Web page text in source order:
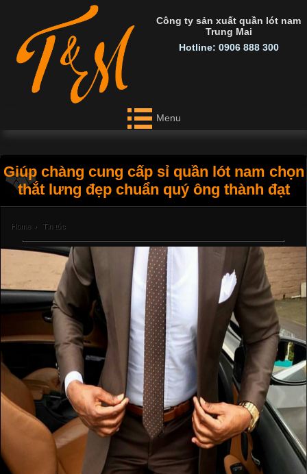
Công ty sản xuất quần lót nam
Trung Mai
Hotline: 0906 888 300
Menu
Giúp chàng cung cấp sỉ quần lót nam chọn
thắt lưng đẹp chuẩn quý ông thành đạt
Home › Tin tức